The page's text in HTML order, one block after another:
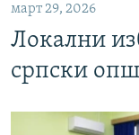
март 29, 2026
Локални
српски